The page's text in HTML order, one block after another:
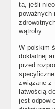
ta, jeśli
poważnych
wątroby.
W polskim
dokładnej
przed
specyficzne
związane z
łatwością
jest